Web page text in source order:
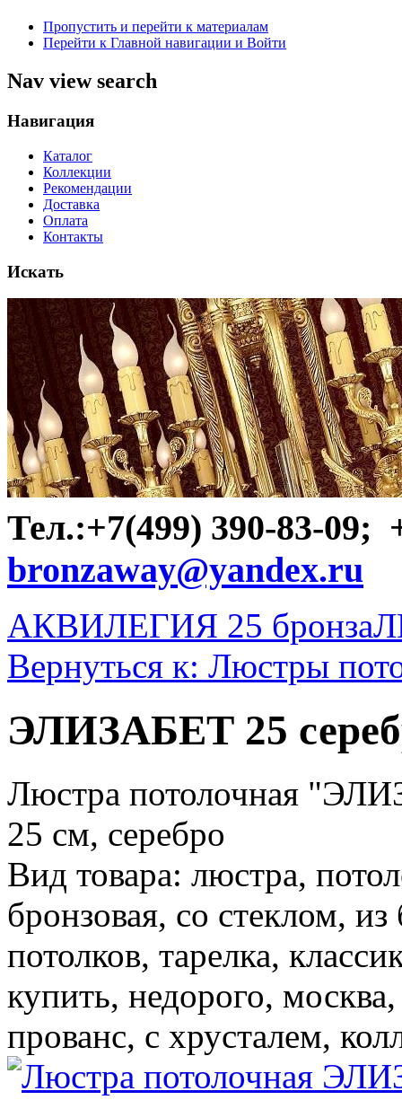
Пропустить и перейти к материалам
Перейти к Главной навигации и Войти
Nav view search
Навигация
Каталог
Коллекции
Рекомендации
Доставка
Оплата
Контакты
Искать
Тел.:+7(499) 390-83-09;
bronzaway@yandex.ru
АКВИЛЕГИЯ 25 бронза
Вернуться к: Люстры
ЭЛИЗАБЕТ 25
Люстра потолочная
25 см, серебро
Вид товара: люстра,
бронзовая, со стеклом,
потолков, тарелка,
купить, недорого,
прованс, с хрусталем,